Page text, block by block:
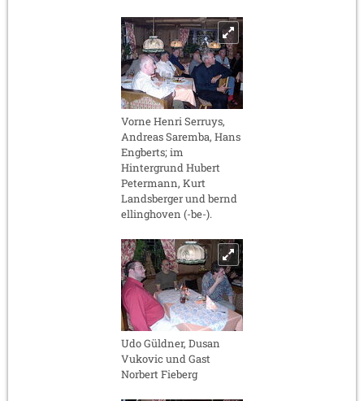
Vorne Henri Serruys,
Andreas Saremba, Hans
Engberts; im
Hintergrund Hubert
Petermann, Kurt
Landsberger und bernd
ellinghoven (-be-).
Udo Güldner, Dusan
Vukovic und Gast
Norbert Fieberg